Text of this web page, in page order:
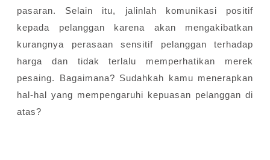
pasaran. Selain itu, jalinlah komunikasi positif
kepada pelanggan karena akan mengakibatkan
kurangnya perasaan sensitif pelanggan terhadap
harga dan tidak terlalu memperhatikan merek
pesaing. Bagaimana? Sudahkah kamu menerapkan
hal-hal yang mempengaruhi kepuasan pelanggan di
atas?